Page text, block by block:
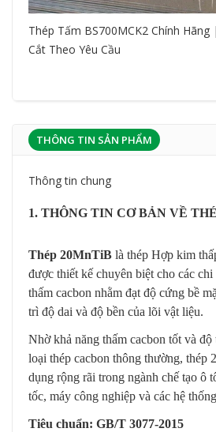
Thép Tấm BS700MCK2 Chính
Cắt Theo Yêu Cầu
THÔNG TIN SẢN PHẨM
Thông tin chung
1. THÔNG TIN CƠ BẢN VỀ
Thép 20MnTiB là thép Hợp kim
được thiết kế chuyên biệt cho các
thấm cacbon nhằm đạt độ cứng bề
trì độ dai và độ bền của lõi vật liệu.
Nhờ khả năng thấm cacbon tốt và độ
loại thép cacbon thông thường, thép
dụng rộng rãi trong ngành chế tạo ô
tốc, máy công nghiệp và các hệ
Tiêu chuẩn: GB/T 3077-2015